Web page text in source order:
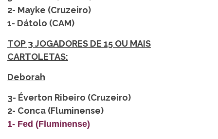
2- Mayke (Cruzeiro)
1- Dátolo (CAM)
TOP 3 JOGADORES DE 15 OU MAIS
CARTOLETAS:
Deborah
3- Éverton Ribeiro (Cruzeiro)
2- Conca (Fluminense)
1- Fed (Fluminense)